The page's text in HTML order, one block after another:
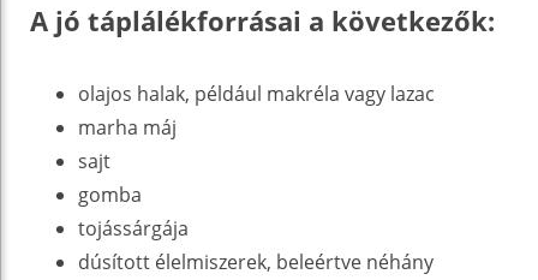
A jó táplálékforrásai a következők:
olajos halak, például makréla vagy lazac
marha máj
sajt
gomba
tojássárgája
dúsított élelmiszerek, beleértve néhány